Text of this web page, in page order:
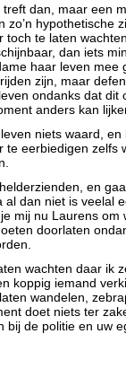
dan, maar een
zo’n hypothetische
toch te laten
dan iets
haar leven mee
zijn, maar
ondanks dat dit
anders kan
niets waard,
te eerbiedigen zelfs
en
al dan niet is veelal
mij nu Laurens om
doorlaten
wachten daar ik
koppig iemand
wandelen,
doet niets ter
bij de politie en uw